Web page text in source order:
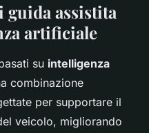
guida assistita
artificiale
su intelligenza
combinazione
per supportare il
veicolo, migliorando